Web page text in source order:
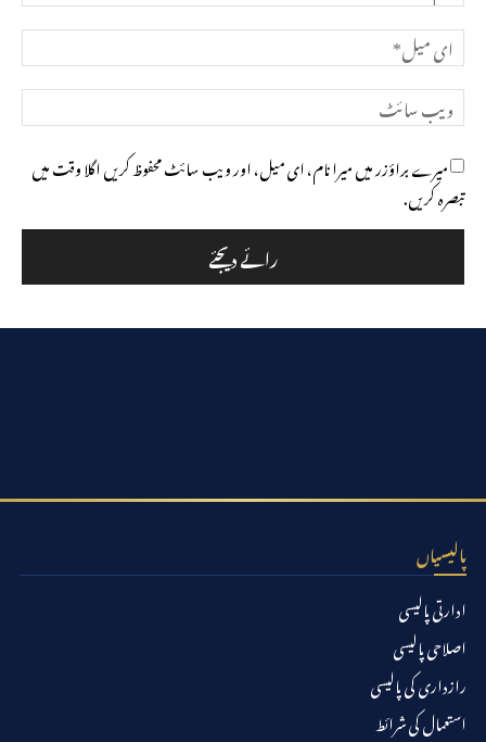
ای
میل*
ویب
سائٹ
میرے براؤزر میں میرا نام، ای میل، اور ویب سائٹ محفوظ کریں اگلا وقت میں
تبصرہ کریں.
پالیسیاں
ادارتی پالیسی
اصلاحی پالیسی
رازداری کی پالیسی
استعمال کی شرائط